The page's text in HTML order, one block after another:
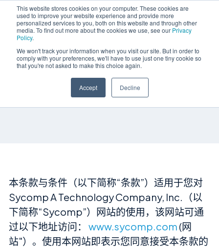
This website stores cookies on your computer. These cookies are
used to improve your website experience and provide more
personalized services to you, both on this website and through other
media. To find out more about the cookies we use, see our Privacy
Policy.
We won't track your information when you visit our site. But in order to
comply with your preferences, we'll have to use just one tiny cookie so
that you're not asked to make this choice again.
Accept Decline
简体中文
条款和条件
本条款与条件（以下简称“条款”）适用于您对
Sycomp A Technology Company, Inc.（以
下简称“Sycomp”）网站的使用，该网站可通
过以下地址访问： www.sycomp.com (网
站"）。使用本网站即表示您同意接受本条款的